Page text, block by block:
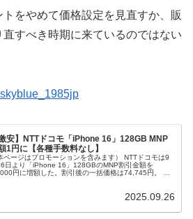
をやめて価格設定を見直すか、販
すべき時期に来ているのではない
激安】NTTドコモ「iPhone 16」128GB MNP
1円に【各種手数料なし】
ページはプロモーションを含みます） NTTドコモは9
日より「iPhone 16」128GBのMNP割引金額を
円に増額した。割引後の一括価格は74,745円。 返
2025.09.26